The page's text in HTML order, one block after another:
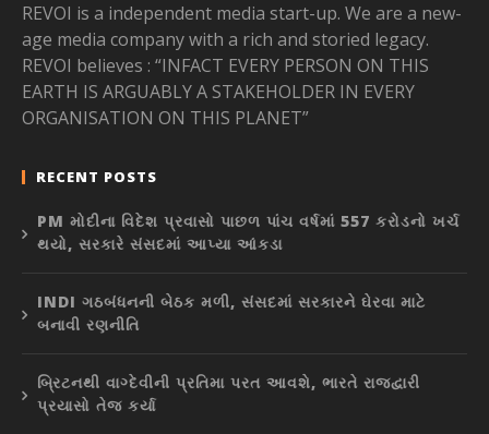
REVOI is a independent media start-up. We are a new-
age media company with a rich and storied legacy.
REVOI believes : “INFACT EVERY PERSON ON THIS
EARTH IS ARGUABLY A STAKEHOLDER IN EVERY
ORGANISATION ON THIS PLANET”
RECENT POSTS
PM મોદીના વિદેશ પ્રવાસો પાછળ પાંચ વર્ષમાં 557 કરોડનો ખર્ચ
થયો, સરકારે સંસદમાં આપ્યા આંકડા
INDI ગઠબંધનની બેઠક મળી, સંસદમાં સરકારને ઘેરવા માટે
બનાવી રણનીતિ
બ્રિટનથી વાગ્દેવીની પ્રતિમા પરત આવશે, ભારતે રાજદ્વારી
પ્રયાસો તેજ કર્યા